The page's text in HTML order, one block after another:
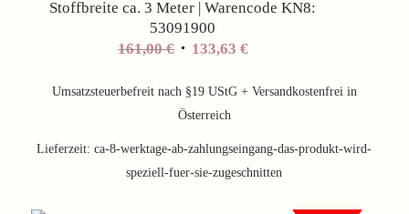
Stoffbreite ca. 3 Meter | Warencode KN8:
53091900
161,00€ Ursprünglicher
war:
161,00 €
133,63 €Aktueller
ist:
Umsatzsteuerbefreit nach §19 UStG + Versandkostenfrei in
Österreich
Lieferzeit:ca-8-werktage-ab-zahlungseingang-das-produkt-wird-
speziell-fuer-sie-zugeschnitten